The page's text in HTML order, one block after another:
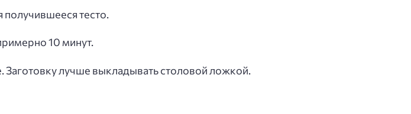
получившееся тесто.
10 минут.
лучше выкладывать столовой ложкой.